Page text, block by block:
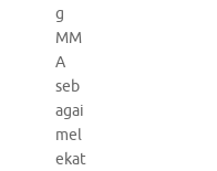
g
MM
A
seb
agai
mel
ekat